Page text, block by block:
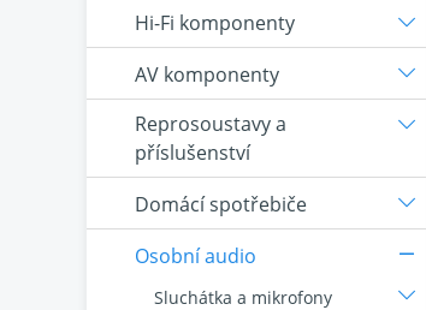
Hi-Fi komponenty
AV komponenty
Reprosoustavy a
příslušenství
Domácí spotřebiče
Osobní audio
Sluchátka a mikrofony